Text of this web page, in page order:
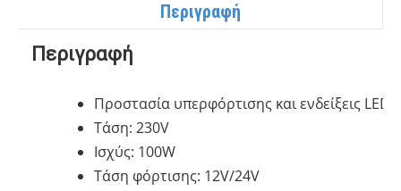
Περιγραφή
Περιγραφή
Προστασία υπερφόρτισης και ενδείξεις
Τάση: 230V
Ισχύς: 100W
Τάση φόρτισης: 12V/24V